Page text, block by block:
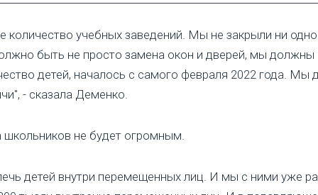
количество учебных заведений. Мы не закрыли ни
быть не просто замена окон и дверей, мы
детей, началось с самого февраля 2022 года. Мы
- сказала Деменко.
не будет огромным.
детей внутри перемещенных лиц. И мы с ними уже